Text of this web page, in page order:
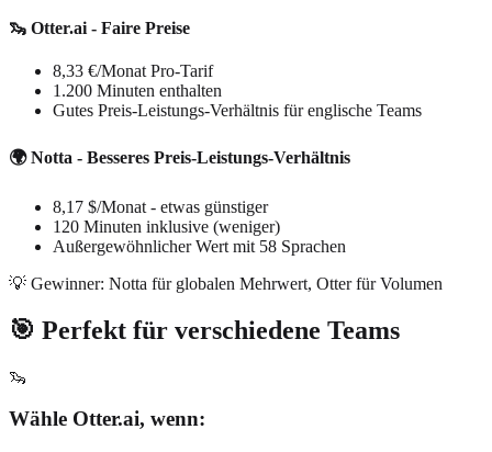
🦦 Otter.ai - Faire Preise
8,33 €/Monat Pro-Tarif
1.200 Minuten enthalten
Gutes Preis-Leistungs-Verhältnis für englische Teams
🌍 Notta - Besseres Preis-Leistungs-Verhältnis
8,17 $/Monat - etwas günstiger
120 Minuten inklusive (weniger)
Außergewöhnlicher Wert mit 58 Sprachen
💡 Gewinner: Notta für globalen Mehrwert, Otter für Volumen
🎯 Perfekt für verschiedene Teams
🦦
Wähle Otter.ai, wenn: